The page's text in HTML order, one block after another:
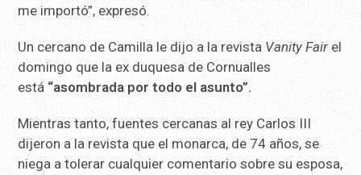
me importó”, expresó.
Un cercano de Camilla le dijo a la revista Vanity Fair el
domingo que la ex duquesa de Cornualles
está “asombrada por todo el asunto”.
Mientras tanto, fuentes cercanas al rey Carlos III
dijeron a la revista que el monarca, de 74 años, se
niega a tolerar cualquier comentario sobre su esposa,